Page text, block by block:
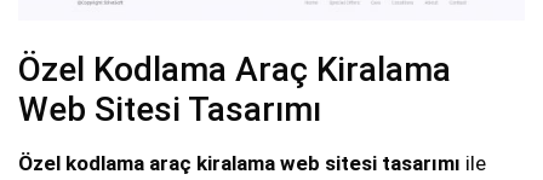
Özel Kodlama Araç Kiralama
Web Sitesi Tasarımı
Özel kodlama araç kiralama web sitesi tasarımı ile